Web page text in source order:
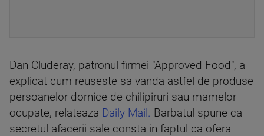
Dan Cluderay, patronul firmei "Approved Food", a
explicat cum reuseste sa vanda astfel de produse
persoanelor dornice de chilipiruri sau mamelor
ocupate, relateaza Daily Mail. Barbatul spune ca
secretul afacerii sale consta in faptul ca ofera